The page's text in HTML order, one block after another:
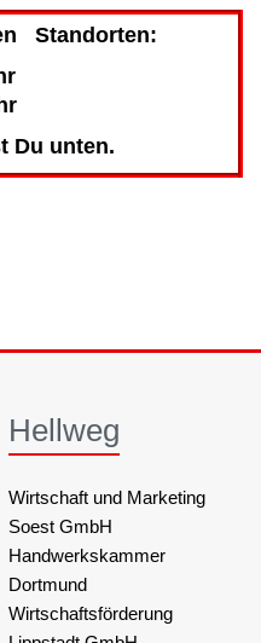
Standorten:
Du unten.
Hellweg
Wirtschaft und Marketing
Soest GmbH
Handwerkskammer
Dortmund
Wirtschaftsförderung